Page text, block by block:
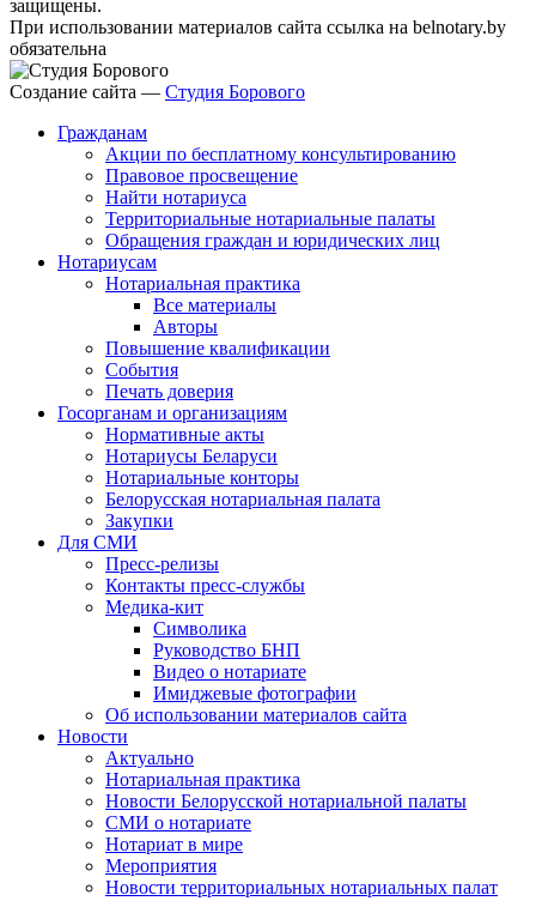
защищены.
При использовании материалов сайта ссылка на belnotary.by
обязательна
Создание сайта — Студия Борового
Гражданам
Акции по бесплатному консультированию
Правовое просвещение
Найти нотариуса
Территориальные нотариальные палаты
Обращения граждан и юридических лиц
Нотариусам
Нотариальная практика
Все материалы
Авторы
Повышение квалификации
События
Печать доверия
Госорганам и организациям
Нормативные акты
Нотариусы Беларуси
Нотариальные конторы
Белорусская нотариальная палата
Закупки
Для СМИ
Пресс-релизы
Контакты пресс-службы
Медика-кит
Символика
Руководство БНП
Видео о нотариате
Имиджевые фотографии
Об использовании материалов сайта
Новости
Актуально
Нотариальная практика
Новости Белорусской нотариальной палаты
СМИ о нотариате
Нотариат в мире
Мероприятия
Новости территориальных нотариальных палат